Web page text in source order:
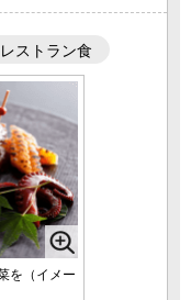
レストラン食
を（イメー